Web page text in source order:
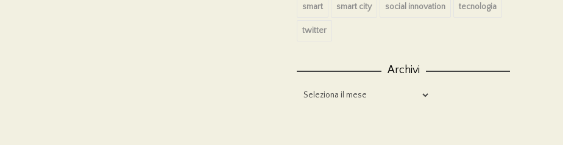
smart smart city social innovation tecnologia
twitter
Archivi
Archivi